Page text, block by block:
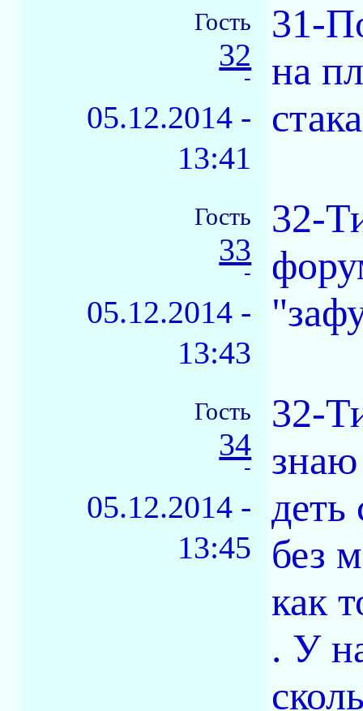
Гость
32
-
05.12.2014 -
13:41
31-
на
Гость
33
-
05.12.2014 -
13:43
32-
Гость
34
-
05.12.2014 -
13:45
32-
деть
без
как
. У